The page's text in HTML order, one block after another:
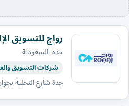
رواج للتسويق
جده, السعودية
شركات التسويق
جدة شارع التحلية بجوار